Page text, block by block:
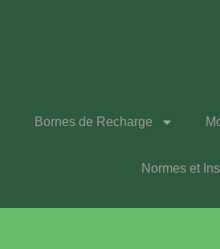
Bornes de Recharge
Normes et